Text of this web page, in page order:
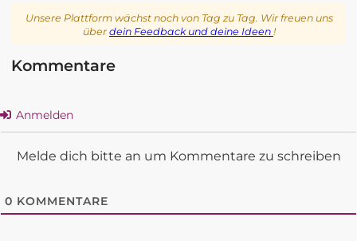
Unsere Plattform wächst noch von Tag zu Tag. Wir freuen uns
überdein Feedback und deine Ideen !
Kommentare
Anmelden
Melde dich bitte an um Kommentare zu schreiben
0 KOMMENTARE